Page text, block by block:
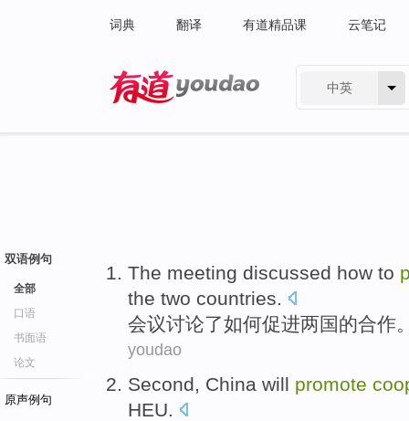
词典 翻译 有道精品课 云笔记
中英
双语例句
全部
口语
书面语
论文
原声例句
The meeting discussed how to
the two countries.
会议讨论了如何促进两国的合作
youdao
Second, China will promote
HEU.